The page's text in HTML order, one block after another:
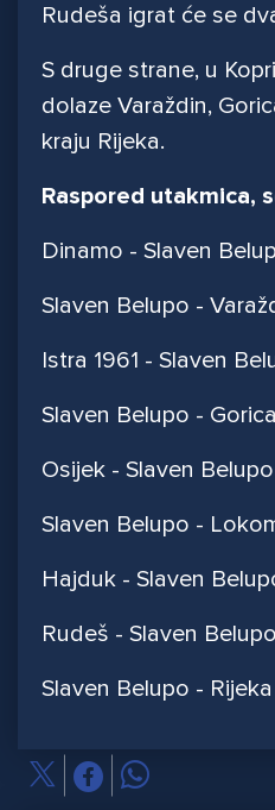
Rudeša igrat će se
S druge strane, u
dolaze Varaždin,
kraju Rijeka.
Raspored utakmica,
Dinamo - Slaven
Slaven Belupo -
Istra 1961 - Slaven
Slaven Belupo -
Osijek - Slaven
Slaven Belupo -
Hajduk - Slaven
Rudeš - Slaven
Slaven Belupo -